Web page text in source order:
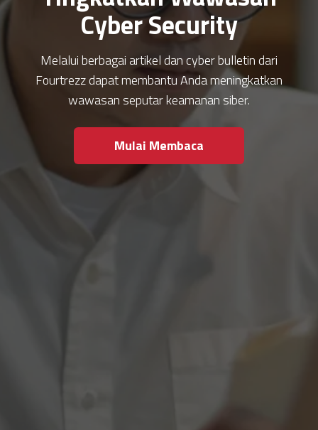
Cyber Security
Melalui berbagai artikel dan cyber bulletin dari
Fourtrezz dapat membantu Anda meningkatkan
wawasan seputar keamanan siber.
Mulai Membaca